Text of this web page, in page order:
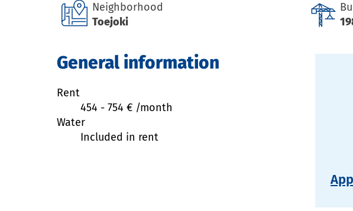
Neighborhood
Toejoki
General information
Rent
454 - 754 € /month
Water
Included in rent